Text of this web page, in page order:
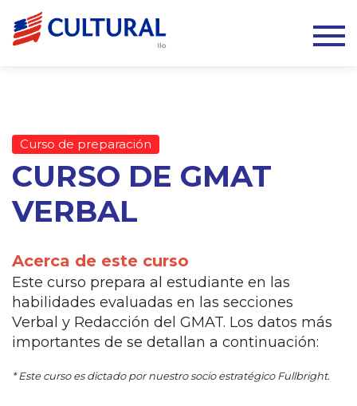
Curso de preparación
CURSO DE GMAT
VERBAL
Acerca de este curso
Este curso prepara al estudiante en las
habilidades evaluadas en las secciones
Verbal y Redacción del GMAT. Los datos más
importantes de se detallan a continuación:
* Este curso es dictado por nuestro socio estratégico Fullbright.